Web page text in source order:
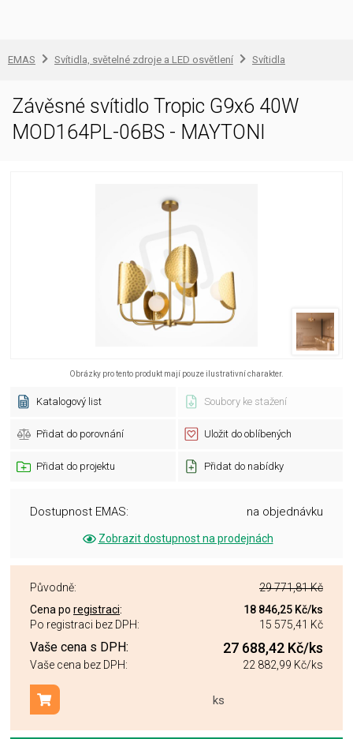
EMAS Svítidla, světelné zdroje a LED osvětlení Svítidla
Závěsné svítidlo Tropic G9x6 40W
MOD164PL-06BS - MAYTONI
Obrázky pro tento produkt mají pouze ilustrativní charakter.
Katalogový list Soubory ke stažení
Přidat do porovnání Uložit do oblíbených
Přidat do projektu Přidat do nabídky
Dostupnost EMAS: na objednávku
Zobrazit dostupnost na prodejnách
Původně:
29 771,81 Kč
Cena po registraci: 18 846,25 Kč/ks
Po registraci bez DPH:
15 575,41 Kč
Vaše cena s DPH: 27 688,42 Kč/ks
Vaše cena bez DPH: 22 882,99 Kč/ks
ks
Přidat do košíku